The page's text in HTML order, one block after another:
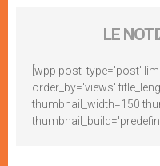
LE
[wpp post_type='post'
order_by='views'
thumbnail_width=150